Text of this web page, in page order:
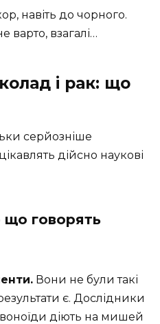
навіть до чорного.
варто, взагалі…
і рак: що
серйозніше
дійсно наукові
говорять
Вони не були такі
є. Дослідники
діють на мишей